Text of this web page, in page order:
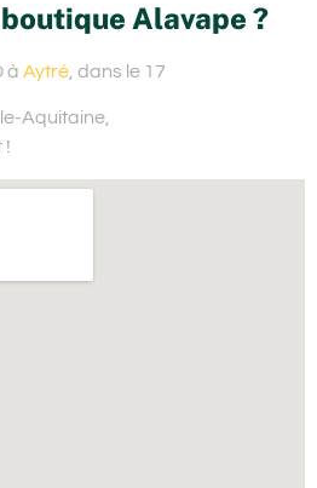
Alavape ?
à Aytré , dans le 17
Aquitaine,
!